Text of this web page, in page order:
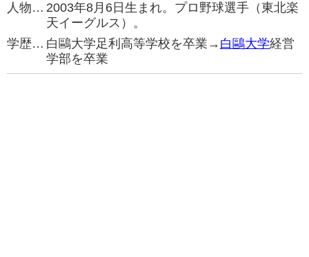
人物… 2003年8月6日生まれ。プロ野球選手（東北楽
天イーグルス）。
学歴… 白鷗大学足利高等学校を卒業→ 白鷗大学経営
学部を卒業